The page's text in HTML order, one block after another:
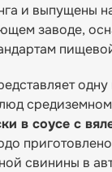
и выпущены
заводе,
в соусе с
свинины в